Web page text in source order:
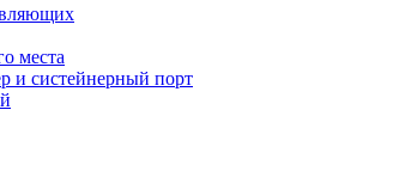
места
и систейнерный порт